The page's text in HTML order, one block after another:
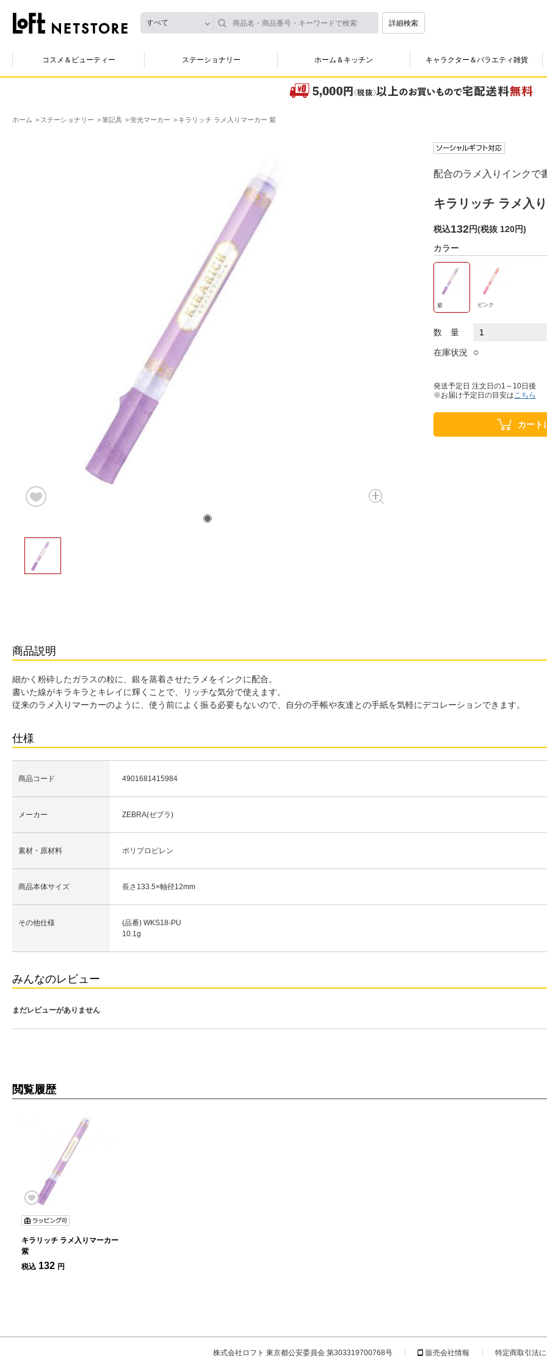
すべて 詳細検索
コスメ＆ビューティー ステーショナリー ホーム＆キッチン キャラクター＆バラエティ雑貨
ホーム ステーショナリー 筆記具 蛍光マーカー キラリッチ ラメ入りマーカー 紫
配合のラメ入りインクで
キラリッチ ラメ入
税込132円(税抜 120円)
カラー
紫 ピンク
数 量
在庫状況 ○
発送予定日 注文日の1～10日後
※お届け予定日の目安はこちら
カート
商品説明
細かく粉砕したガラスの粒に、銀を蒸着させたラメをインクに配合。
書いた線がキラキラとキレイに輝くことで、リッチな気分で使えます。
従来のラメ入りマーカーのように、使う前によく振る必要もないので、自分の手帳や友達との手紙を気軽にデコレーションできます。
仕様
商品コード 4901681415984
メーカー ZEBRA(ゼブラ)
素材・原材料 ポリプロピレン
商品本体サイズ 長さ133.5×軸径12mm
その他仕様
(品番) WKS18-PU
10.1g
みんなのレビュー
まだレビューがありません
閲覧履歴
キラリッチ ラメ入りマーカー
紫
税込 132 円
株式会社ロフト 東京都公安委員会 第303319700768号 販売会社情報 特定商取引法